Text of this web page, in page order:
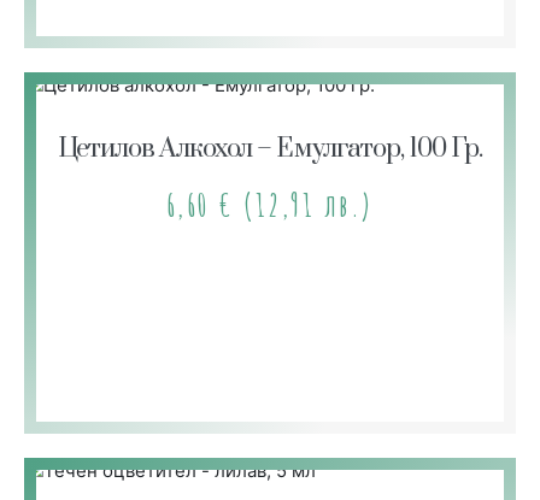
Цетилов Алкохол – Емулгатор, 100 Гр.
6,60 € (12,91 лв.)